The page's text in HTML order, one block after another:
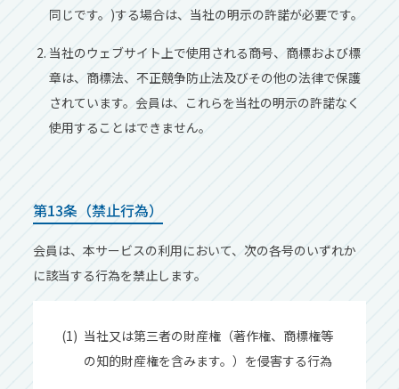
同じです。)する場合は、当社の明⽰の許諾が必要です。
当社のウェブサイト上で使⽤される商号、商標および標
章は、商標法、不正競争防⽌法及びその他の法律で保護
されています。会員は、これらを当社の明⽰の許諾なく
使⽤することはできません。
第13条（禁⽌⾏為）
会員は、本サービスの利⽤において、次の各号のいずれか
に該当する⾏為を禁⽌します。
当社⼜は第三者の財産権（著作権、商標権等
の知的財産権を含みます。）を侵害する⾏為